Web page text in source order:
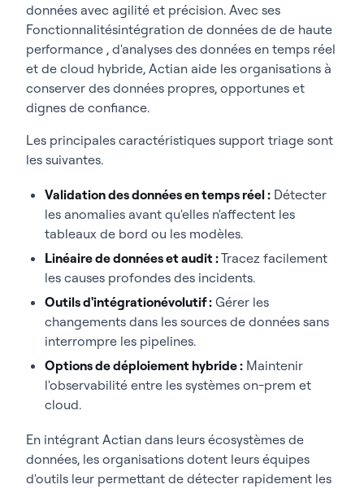
données avec agilité et précision. Avec ses
Fonctionnalitésintégration de données de de haute
performance , d'analyses des données en temps réel
et de cloud hybride, Actian aide les organisations à
conserver des données propres, opportunes et
dignes de confiance.
Les principales caractéristiques support triage sont
les suivantes.
Validation des données en temps réel : Détecter
les anomalies avant qu'elles n'affectent les
tableaux de bord ou les modèles.
Linéaire de données et audit :Tracez facilement
les causes profondes des incidents.
Outils d'intégrationévolutif : Gérer les
changements dans les sources de données sans
interrompre les pipelines.
Options de déploiement hybride : Maintenir
l'observabilité entre les systèmes on-prem et
cloud.
En intégrant Actian dans leurs écosystèmes de
données, les organisations dotent leurs équipes
d'outils leur permettant de détecter rapidement les